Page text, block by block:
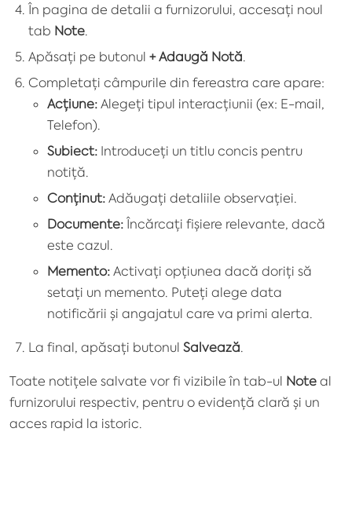
În pagina de detalii a furnizorului, accesați noul
tab Note.
Apăsați pe butonul + Adaugă Notă.
Completați câmpurile din fereastra care apare:
Acțiune: Alegeți tipul interacțiunii (ex: E-mail,
Telefon).
Subiect: Introduceți un titlu concis pentru
notiță.
Conținut: Adăugați detaliile observației.
Documente: Încărcați fișiere relevante, dacă
este cazul.
Memento: Activați opțiunea dacă doriți să
setați un memento. Puteți alege data
notificării și angajatul care va primi alerta.
La final, apăsați butonul Salvează.
Toate notițele salvate vor fi vizibile în tab-ul Note al
furnizorului respectiv, pentru o evidență clară și un
acces rapid la istoric.